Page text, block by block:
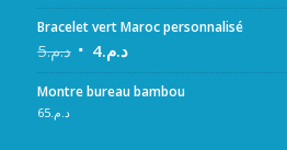
Bracelet vert Maroc personnalisé
د.م.5 د.م.4
Montre bureau bambou
د.م.65